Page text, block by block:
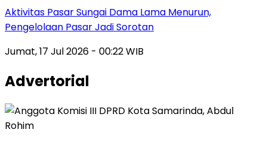
Aktivitas Pasar Sungai Dama Lama Menurun,
Pengelolaan Pasar Jadi Sorotan
Jumat, 17 Jul 2026 - 00:22 WIB
Advertorial